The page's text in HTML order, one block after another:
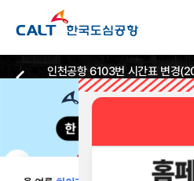
Best Way,
to the
Best Way,
to the
Best Way,
to the
인천공항 6103번 시간표 변경
2026-07-13